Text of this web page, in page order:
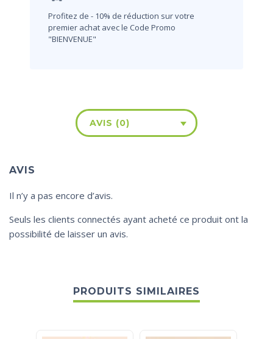
Profitez de - 10% de réduction sur votre
premier achat avec le Code Promo
"BIENVENUE"
AVIS (0)
AVIS
Il n’y a pas encore d’avis.
Seuls les clients connectés ayant acheté ce produit ont la
possibilité de laisser un avis.
PRODUITS SIMILAIRES